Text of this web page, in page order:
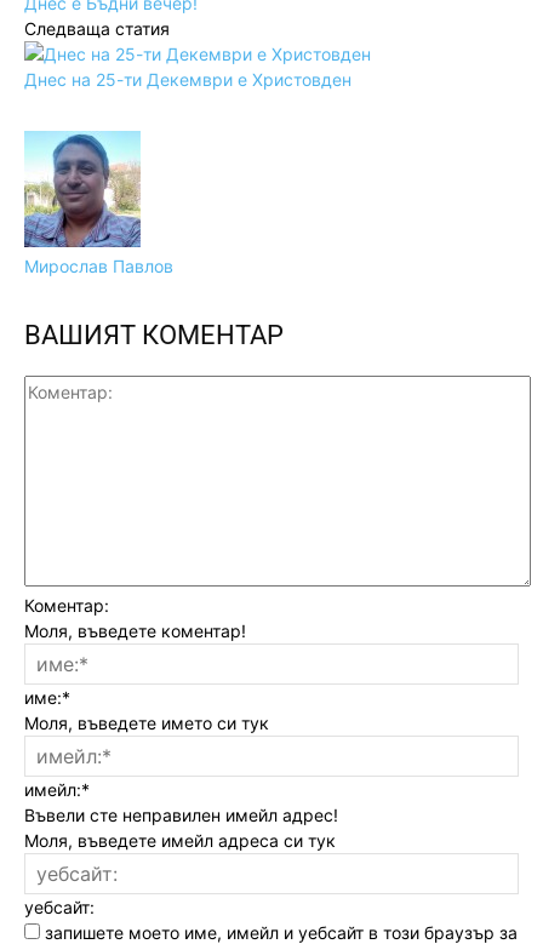
Следваща статия
Днес на 25-ти Декември е Христовден
Мирослав Павлов
ВАШИЯТ КОМЕНТАР
Коментар:
Моля, въведете коментар!
име:*
Моля, въведете името си тук
имейл:*
Въвели сте неправилен имейл адрес!
Моля, въведете имейл адреса си тук
уебсайт:
запишете моето име, имейл и уебсайт в този браузър за